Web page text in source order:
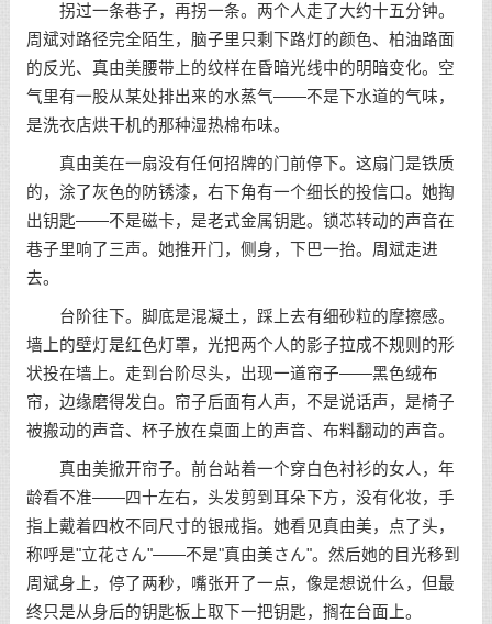
拐过一条巷子，再拐一条。两个人走了大约十五分钟。
周斌对路径完全陌生，脑子里只剩下路灯的颜色、柏油路面
的反光、真由美腰带上的纹样在昏暗光线中的明暗变化。空
气里有一股从某处排出来的水蒸气——不是下水道的气味，
是洗衣店烘干机的那种湿热棉布味。
真由美在一扇没有任何招牌的门前停下。这扇门是铁质
的，涂了灰色的防锈漆，右下角有一个细长的投信口。她掏
出钥匙——不是磁卡，是老式金属钥匙。锁芯转动的声音在
巷子里响了三声。她推开门，侧身，下巴一抬。周斌走进
去。
台阶往下。脚底是混凝土，踩上去有细砂粒的摩擦感。
墙上的壁灯是红色灯罩，光把两个人的影子拉成不规则的形
状投在墙上。走到台阶尽头，出现一道帘子——黑色绒布
帘，边缘磨得发白。帘子后面有人声，不是说话声，是椅子
被搬动的声音、杯子放在桌面上的声音、布料翻动的声音。
真由美掀开帘子。前台站着一个穿白色衬衫的女人，年
龄看不准——四十左右，头发剪到耳朵下方，没有化妆，手
指上戴着四枚不同尺寸的银戒指。她看见真由美，点了头，
称呼是"立花さん"——不是"真由美さん"。然后她的目光移到
周斌身上，停了两秒，嘴张开了一点，像是想说什么，但最
终只是从身后的钥匙板上取下一把钥匙，搁在台面上。